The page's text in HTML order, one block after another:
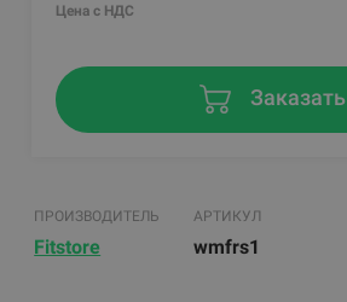
Цена с НДС
Заказать
ПРОИЗВОДИТЕЛЬ
Fitstore
АРТИКУЛ
wmfrs1